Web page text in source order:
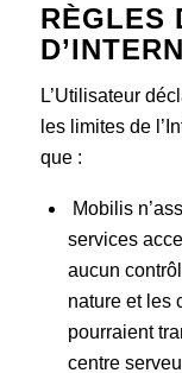
RÈGLES
L’Utilisateur
les limites de
que :
Mobilis
services
aucun
nature et les
pourraient
centre